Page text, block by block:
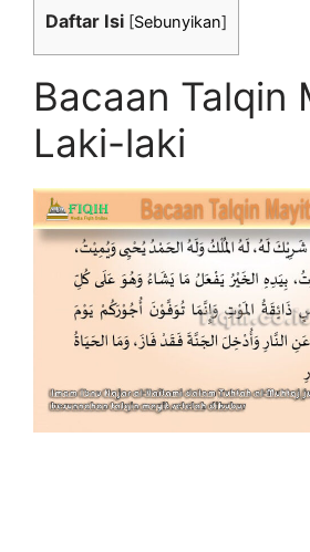
Daftar Isi [Sebunyikan]
Bacaan Talqin
Laki-laki